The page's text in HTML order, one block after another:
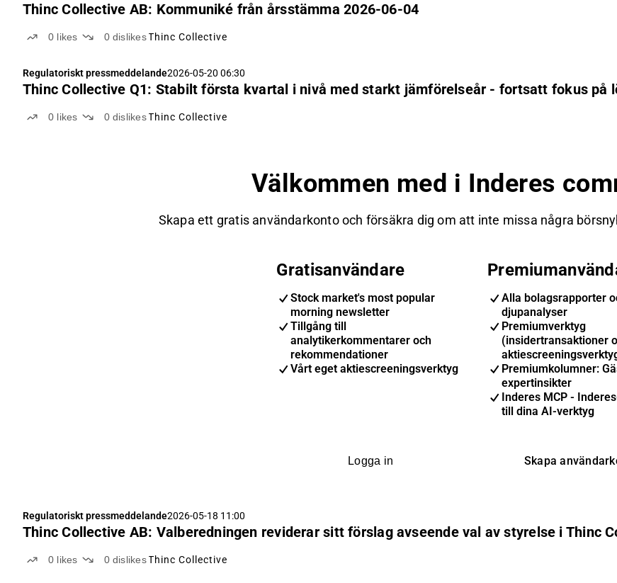
Thinc Collective AB: Kommuniké från årsstämma 2026-06-04
0 likes 0 dislikes Thinc Collective
Regulatoriskt pressmeddelande2026-05-20 06:30
Thinc Collective Q1: Stabilt första kvartal i nivå med starkt jämförelseår - fortsatt fokus på
0 likes 0 dislikes Thinc Collective
Välkommen med i Inderes
Skapa ett gratis användarkonto och försäkra dig om att inte missa några
Gratisanvändare
Stock market's most popular
morning newsletter
Tillgång till
analytikerkommentarer och
rekommendationer
Vårt eget aktiescreeningsverktyg
Alla bolagsrapporter
djupanalyser
Premiumverktyg
(insidertransaktioner
Premiumkolumner:
expertinsikter
Inderes MCP -
till dina AI-verktyg
Logga in Skapa
Regulatoriskt pressmeddelande2026-05-18 11:00
Thinc Collective AB: Valberedningen reviderar sitt förslag avseende val av styrelse i Thinc
0 likes 0 dislikes Thinc Collective